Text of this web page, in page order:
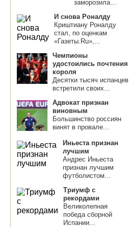
заморозила...
И снова Роналду
Криштиану Роналду
стал, по оценкам
«Газеты.Ru»,...
Чемпионы
удостоились почтения
короля
Десятки тысяч испанцев
встретили своих...
Адвокат признан
виновным
Большинство россиян
винят в провале...
Иньеста признан
лучшим
Андрес Иньеста
признан лучшим
футболистом...
Триумф с
рекордами
Великолепная
победа сборной
Испании...